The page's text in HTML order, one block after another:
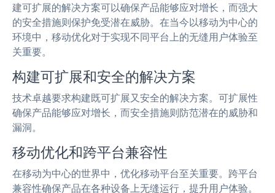
建可扩展的解决方案可以确保产品能够应对增长，而强大
的安全措施则保护免受潜在威胁。在当今以移动为中心的
环境中，移动优化对于实现不同平台上的无缝用户体验至
关重要。
构建可扩展和安全的解决方案
技术卓越要求构建既可扩展又安全的解决方案。可扩展性
确保产品能够应对增长，而安全措施则防范潜在的威胁和
漏洞。
移动优化和跨平台兼容性
在移动为中心的世界中，优化移动平台至关重要。跨平台
兼容性确保产品在各种设备上无缝运行，提升用户体验。